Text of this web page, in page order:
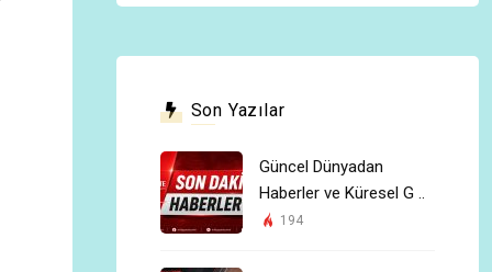
Son Yazılar
Güncel Dünyadan
Haberler ve Küresel G ..
194